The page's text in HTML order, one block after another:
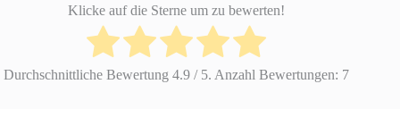
Klicke auf die Sterne um zu bewerten!
Durchschnittliche Bewertung 4.9/ 5. Anzahl Bewertungen: 7